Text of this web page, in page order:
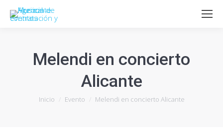
Melendi en concierto
Alicante
Estás aquí:
Inicio Evento Melendi en concierto Alicante